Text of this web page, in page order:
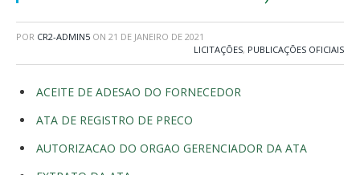
POR CR2-ADMIN5 ON 21 DE JANEIRO DE 2021
LICITAÇÕES, PUBLICAÇÕES OFICIAIS
ACEITE DE ADESAO DO FORNECEDOR
ATA DE REGISTRO DE PRECO
AUTORIZACAO DO ORGAO GERENCIADOR DA ATA